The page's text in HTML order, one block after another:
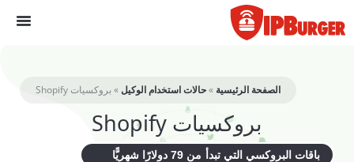
إلى
الصفحة الرئيسية »حالات استخدام الوكيل »بروكسيات Shopify
بروكسيات Shopify
باقات البروكسي التي تبدأ من 79 دولارًا شهريًّا